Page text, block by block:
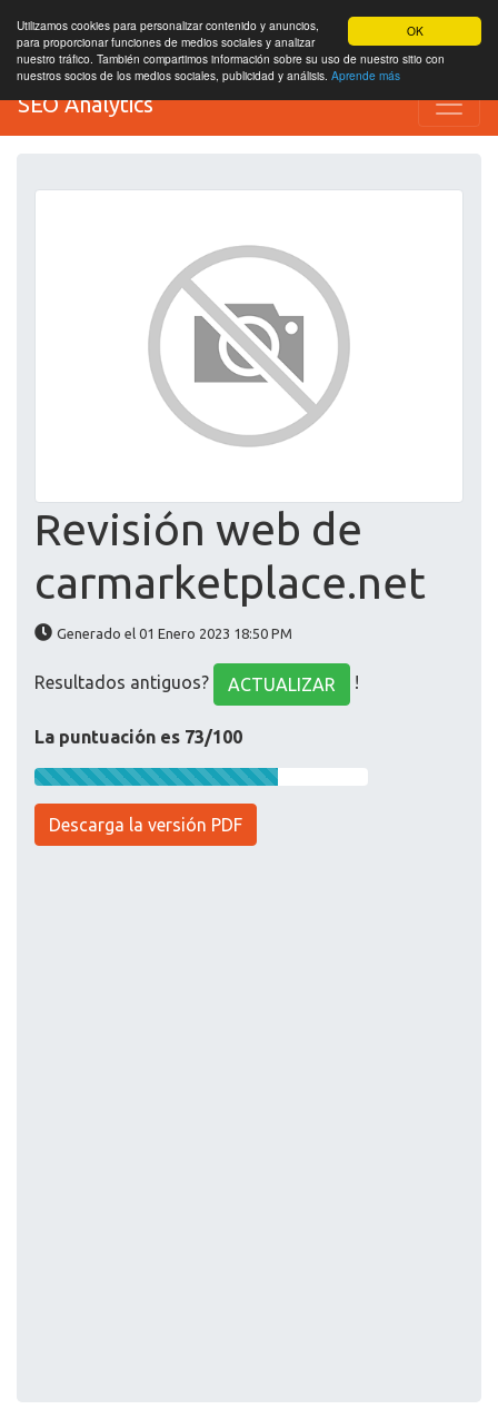
OK
Utilizamos cookies para personalizar contenido y anuncios,
para proporcionar funciones de medios sociales y analizar
nuestro tráfico. También compartimos información sobre su uso de nuestro sitio con
nuestros socios de los medios sociales, publicidad y análisis. Aprende más
SEO Analytics
Revisión web de
carmarketplace.net
Generado el 01 Enero 2023 18:50 PM
Resultados antiguos? ACTUALIZAR !
La puntuación es 73/100
Descarga la versión PDF